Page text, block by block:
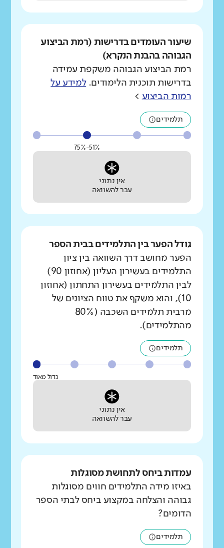
שיעור העומדים בדרישות (רמת הביצוע
הגבוהה בהבנת הנקרא)
רמת הביצוע הגבוהה משקפת עמידה
בדרישות תוכנית הלימודים.למידע על
רמות הביצוע >
תלמידים
51%-75%
אין נתוני
עבר להשוואה
גודל הפער בין התלמידים בבית הספר
הפער מחושב דרך השוואה בין ציון
התלמידים בעשירון העליון (אחוזון 90)
לבין התלמידים בעשירון התחתון (אחוזון
10), והוא משקף את טווח הציונים של
מרבית תלמידים השכבה (80%
מהתלמידים).
תלמידים
גדול מאוד
אין נתוני
עבר להשוואה
עמדות ביחס לתחושת מסוגלות
באיזו מידה התלמידים חווים מסוגלות
גבוהה והצלחה במקצוע ביחס לבתי הספר
הדומים?
תלמידים